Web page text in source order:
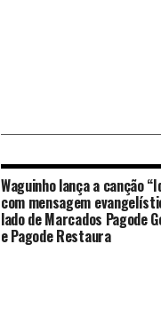
Waguinho lança a canção
com mensagem
lado de Marcados Pagode
e Pagode Restaura